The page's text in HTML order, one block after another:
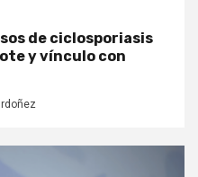
de ciclosporiasis
y vínculo con